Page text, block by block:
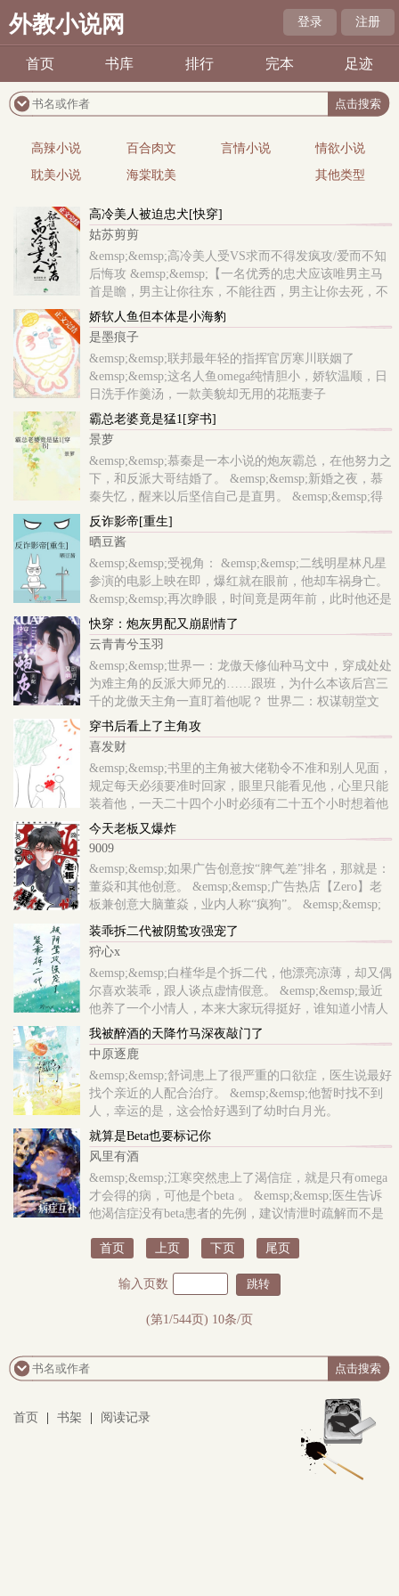
外教小说网 登录 注册
首页 书库 排行 完本 足迹
高辣小说 百合肉文 言情小说
情欲小说
耽美小说
海棠耽美 其他类型
高冷美人被迫忠犬[快穿]
姑苏剪剪
&emsp;&emsp;高冷美人受VS求而不得发疯攻/爱而不知
后悔攻 &emsp;&emsp;【一名优秀的忠犬应该唯男主马
首是瞻，男主让你往东，不能往西，男主让你去死，不
能苟活。】 &emsp;&emsp;【一名优秀的忠犬应该将男
主的安危放在首位，男主生病你陪护，男主..
娇软人鱼但本体是小海豹
是墨痕子
&emsp;&emsp;联邦最年轻的指挥官厉寒川联姻了
&emsp;&emsp;这名人鱼omega纯情胆小，娇软温顺，日
日洗手作羹汤，一款美貌却无用的花瓶妻子
&emsp;&emsp;新婚当晚，他俊脸一沉，没等..
霸总老婆竟是猛1[穿书]
景萝
&emsp;&emsp;慕秦是一本小说的炮灰霸总，在他努力之
下，和反派大哥结婚了。 &emsp;&emsp;新婚之夜，慕
秦失忆，醒来以后坚信自己是直男。 &emsp;&emsp;得
知自己老婆是男人，慕秦：这不合理，我怎么是弯的？
&emsp;&emsp;为恢复记忆，慕秦勉强和大哥生活在..
反诈影帝[重生]
晒豆酱
&emsp;&emsp;受视角： &emsp;&emsp;二线明星林凡星
参演的电影上映在即，爆红就在眼前，他却车祸身亡。
&emsp;&emsp;再次睁眼，时间竟是两年前，此时他还是
十八线小糊咖，凭脸混圈，和20岁影帝秦昕谈地下情。
&emsp;&emsp;但这个影帝男友会冷暴力、pua、劈腿，
借..
快穿：炮灰男配又崩剧情了
云青青兮玉羽
&emsp;&emsp;世界一：龙傲天修仙种马文中，穿成处处
为难主角的反派大师兄的……跟班，为什么本该后宫三
千的龙傲天主角一直盯着他呢？ 世界二：权谋朝堂文
中，他是恶毒愚蠢爱美纨绔假·万人嫌，对照组是品格
高洁才华横溢真·万人迷..
穿书后看上了主角攻
喜发财
&emsp;&emsp;书里的主角被大佬勒令不准和别人见面，
规定每天必须要准时回家，眼里只能看见他，心里只能
装着他，一天二十四个小时必须有二十五个小时想着他
&emsp;&emsp;主角深感折磨，一心想回到自己的白月光
身边，于是，他逃，他追，..
今天老板又爆炸
9009
&emsp;&emsp;如果广告创意按“脾气差”排名，那就是：
董焱和其他创意。 &emsp;&emsp;广告热店【Zero】老
板兼创意大脑董焱，业内人称“疯狗”。 &emsp;&emsp;
哪怕两擒戛纳金狮大奖，业内最广为流传的，依然是他
“百人砍”的传说。 &emsp;&emsp;前商务总监蓄谋跳
槽，..
装乖拆二代被阴鸷攻强宠了
狩心x
&emsp;&emsp;白槿华是个拆二代，他漂亮凉薄，却又偶
尔喜欢装乖，跟人谈点虚情假意。 &emsp;&emsp;最近
他养了一个小情人，本来大家玩得挺好，谁知道小情人
居然演技不好，喝醉了叫出另外一个人的名字。
&emsp;&emsp;那人是秦家掌权者秦邺，豪门望族，..
我被醉酒的天降竹马深夜敲门了
中原逐鹿
&emsp;&emsp;舒词患上了很严重的口欲症，医生说最好
找个亲近的人配合治疗。 &emsp;&emsp;他暂时找不到
人，幸运的是，这会恰好遇到了幼时白月光。
&emsp;&emsp;他追了白月光一段时间。 &emsp;&emsp;
对方是个冷脸酷哥，态度不冷不淡，却在某晚发来一条
很露骨的消..
就算是Beta也要标记你
风里有酒
&emsp;&emsp;江寒突然患上了渴信症，就是只有omega
才会得的病，可他是个beta 。 &emsp;&emsp;医生告诉
他渴信症没有beta患者的先例，建议情泄时疏解而不是
讨厌的就是和任何人有感情牵..
首页 上页 下页 尾页
输入页数
(第1/544页) 10条/页
首页 书架 阅读记录